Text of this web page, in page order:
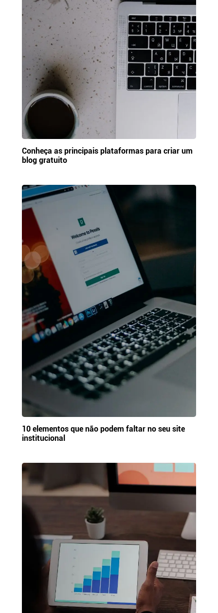
Conheça as principais plataformas para criar um
blog gratuito
10 elementos que não podem faltar no seu site
institucional